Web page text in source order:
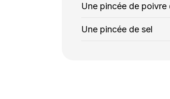
Une pincée de
Une pincée de sel